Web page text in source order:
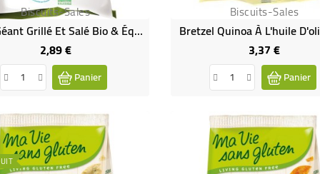
Biscuits-Sales
Maïs Géant Grillé Et Salé Bio & Équitable
2,89 €Prix
Panier
Biscuits-Sales
Bretzel Quinoa À L'huile
3,37 €Prix
Panier